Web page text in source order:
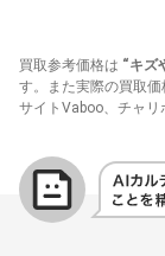
買取参考価格は “キズ
す。また実際の買取
サイトVaboo、チャリ